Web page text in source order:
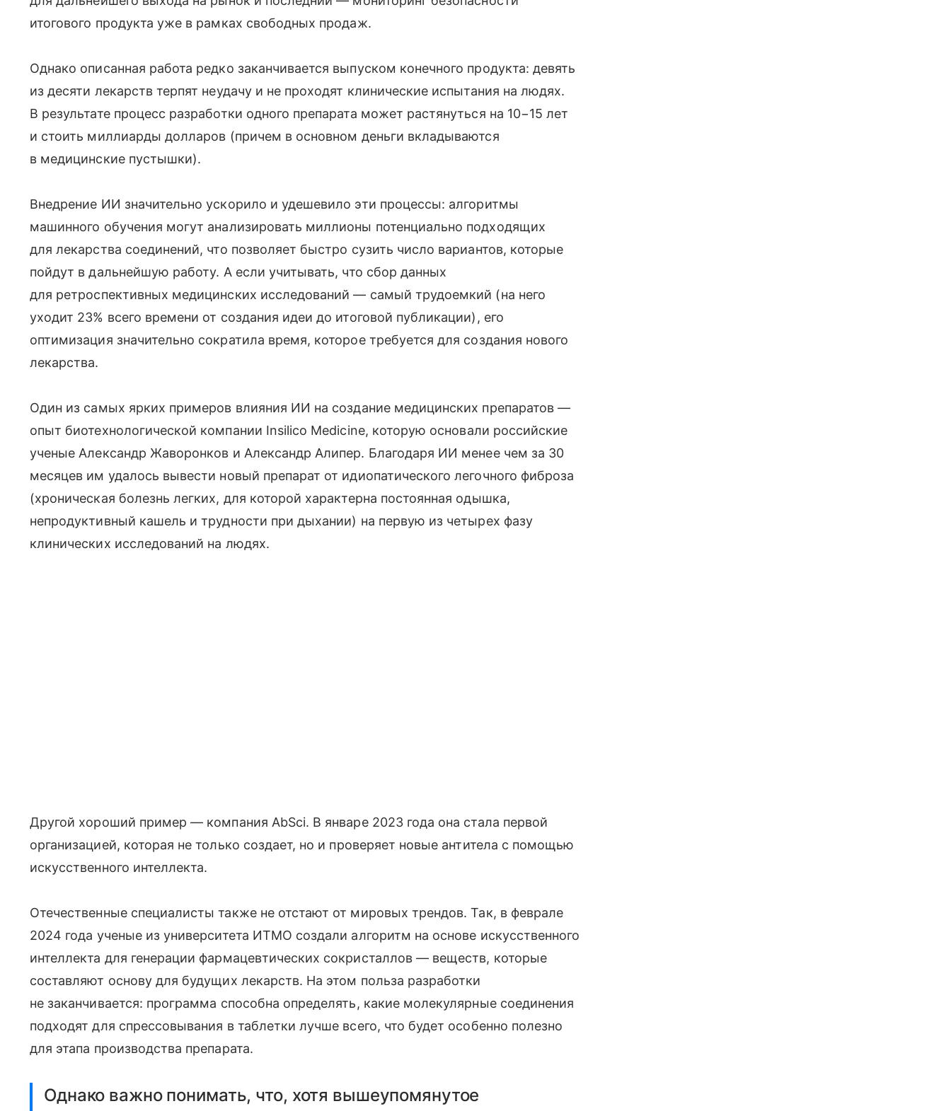
итогового продукта уже в рамках свободных продаж.
Однако описанная работа редко заканчивается выпуском конечного продукта: девять
из десяти лекарств терпят неудачу и не проходят клинические испытания на людях.
В результате процесс разработки одного препарата может растянуться на 10−15 лет
и стоить миллиарды долларов (причем в основном деньги вкладываются
в медицинские пустышки).
Внедрение ИИ значительно ускорило и удешевило эти процессы: алгоритмы
машинного обучения могут анализировать миллионы потенциально подходящих
для лекарства соединений, что позволяет быстро сузить число вариантов, которые
пойдут в дальнейшую работу. А если учитывать, что сбор данных
для ретроспективных медицинских исследований — самый трудоемкий (на него
уходит 23% всего времени от создания идеи до итоговой публикации), его
оптимизация значительно сократила время, которое требуется для создания нового
лекарства.
Один из самых ярких примеров влияния ИИ на создание медицинских препаратов —
опыт биотехнологической компании Insilico Medicine, которую основали российские
ученые Александр Жаворонков и Александр Алипер. Благодаря ИИ менее чем за 30
месяцев им удалось вывести новый препарат от идиопатического легочного фиброза
(хроническая болезнь легких, для которой характерна постоянная одышка,
непродуктивный кашель и трудности при дыхании) на первую из четырех фазу
клинических исследований на людях.
Другой хороший пример — компания AbSci. В январе 2023 года она стала первой
организацией, которая не только создает, но и проверяет новые антитела с помощью
искусственного интеллекта.
Отечественные специалисты также не отстают от мировых трендов. Так, в феврале
2024 года ученые из университета ИТМО создали алгоритм на основе искусственного
интеллекта для генерации фармацевтических сокристаллов — веществ, которые
составляют основу для будущих лекарств. На этом польза разработки
не заканчивается: программа способна определять, какие молекулярные соединения
подходят для спрессовывания в таблетки лучше всего, что будет особенно полезно
для этапа производства препарата.
Однако важно понимать, что, хотя вышеупомянутое